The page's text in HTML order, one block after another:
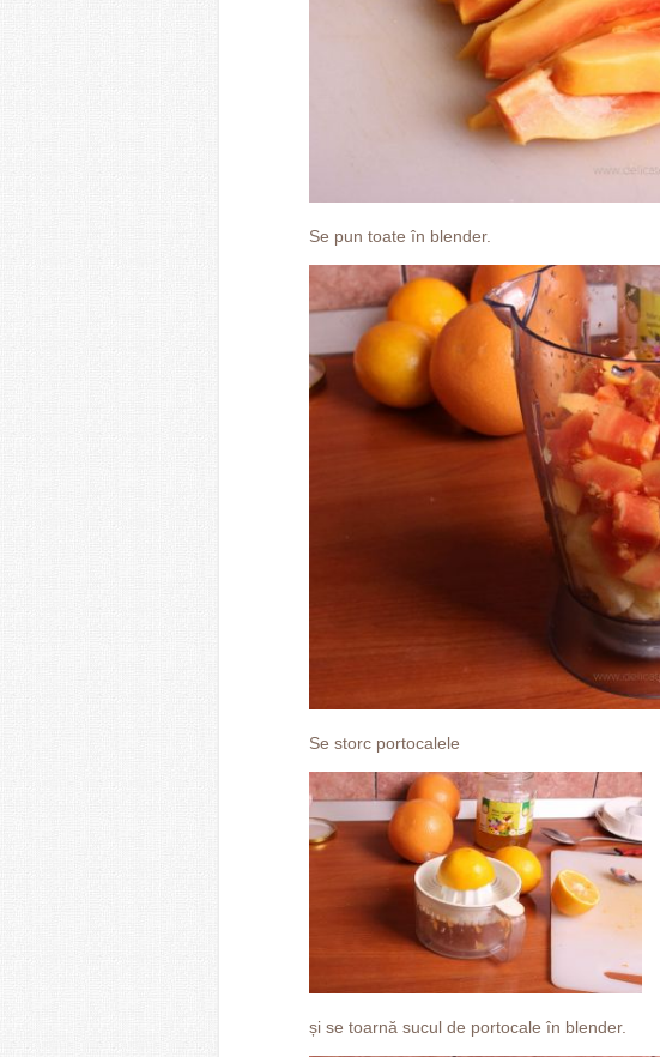
Se pun toate în blender.
Se storc portocalele
și se toarnă sucul de portocale în blender.